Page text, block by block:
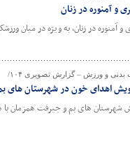
و آمنوره در زنان
و آمنوره در زنان، به ویژه در میان
بدنی و ورزش – گزارش تصویری ۱۰۴/
اهدای خون در شهرستان های
شهرستان های بم و جیرفت همزمان